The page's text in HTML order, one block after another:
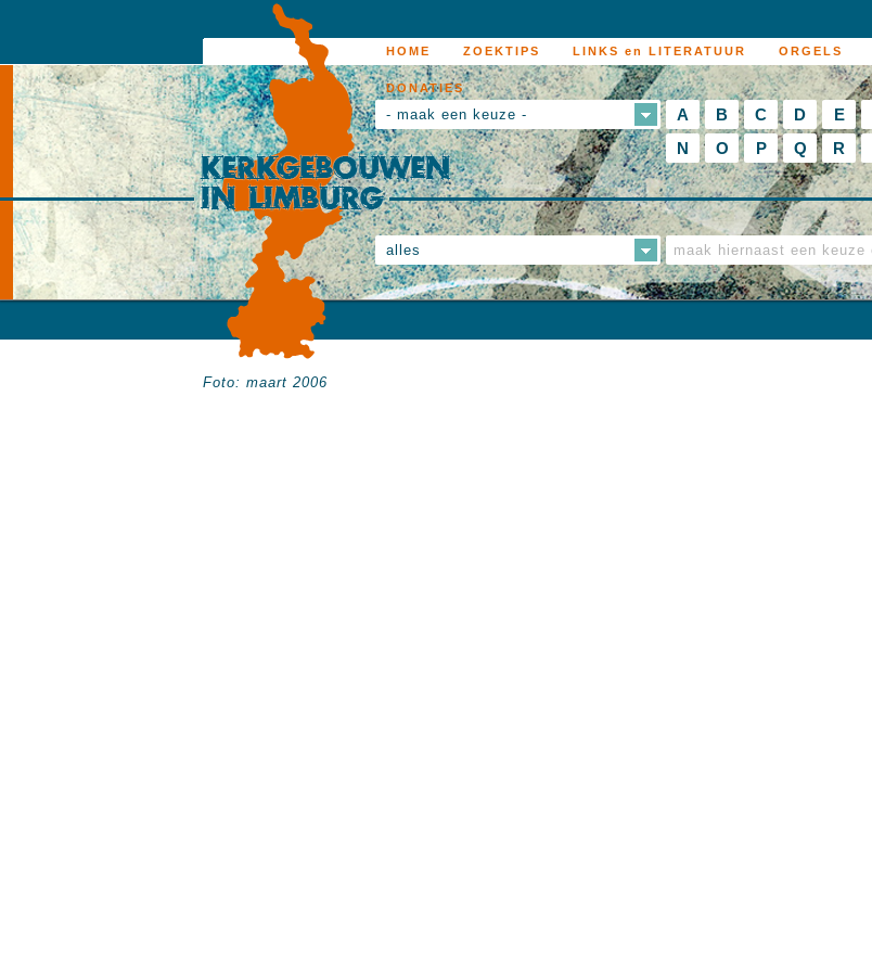
HOME ZOEKTIPS LINKS en LITERATUUR ORGELS
DONATIES
- maak een keuze - A B C D E
N
O P Q R
alles
Foto: maart 2006